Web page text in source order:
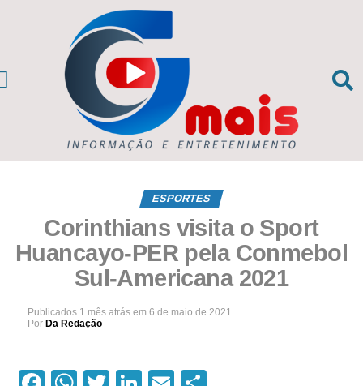
ESPORTES
Corinthians visita o Sport
Huancayo-PER pela Conmebol
Sul-Americana 2021
Publicados 1 mês atrás em 6 de maio de 2021
Por Da Redação